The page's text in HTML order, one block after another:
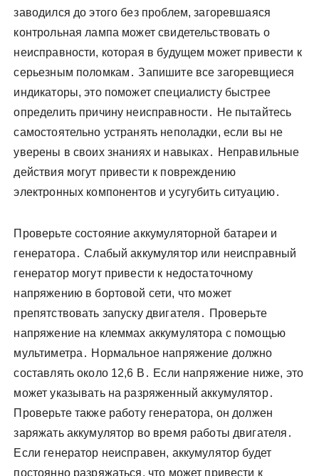
заводился до этого без проблем, загоревшаяся
контрольная лампа может свидетельствовать о
неисправности, которая в будущем может привести к
серьезным поломкам․ Запишите все загоревщиеся
индикаторы, это поможет специалисту быстрее
определить причину неисправности․ Не пытайтесь
самостоятельно устранять неполадки, если вы не
уверены в своих знаниях и навыках․ Неправильные
действия могут привести к повреждению
электронных компонентов и усугубить ситуацию․
Проверьте состояние аккумуляторной батареи и
генератора․ Слабый аккумулятор или неисправный
генератор могут привести к недостаточному
напряжению в бортовой сети, что может
препятствовать запуску двигателя․ Проверьте
напряжение на клеммах аккумулятора с помощью
мультиметра․ Нормальное напряжение должно
составлять около 12,6 В․ Если напряжение ниже, это
может указывать на разряженный аккумулятор․
Проверьте также работу генератора, он должен
заряжать аккумулятор во время работы двигателя․
Если генератор неисправен, аккумулятор будет
постоянно разряжаться, что может привести к